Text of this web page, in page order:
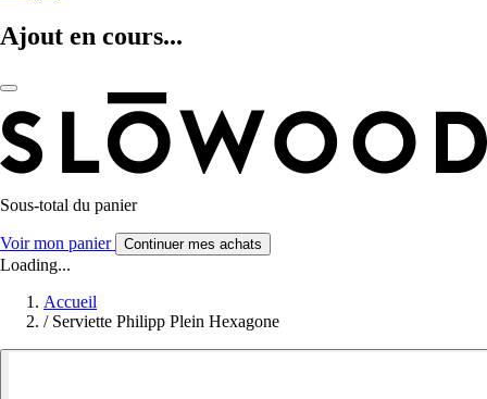
Ajout en cours...
Sous-total du panier
Voir mon panier Continuer mes achats
Loading...
Accueil
/ Serviette Philipp Plein Hexagone